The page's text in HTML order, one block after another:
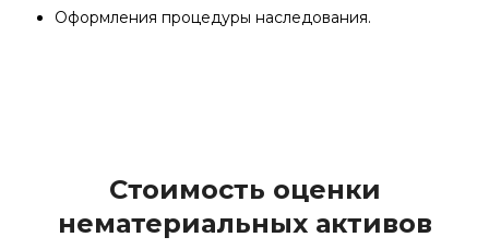
Оформления процедуры наследования.
Стоимость оценки
нематериальных активов